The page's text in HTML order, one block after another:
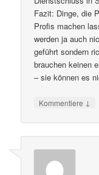
Fazit: Dinge, die
Profis machen
werden ja auch
geführt sondern
brauchen keinen
– sie können es
Kommentiere ↓